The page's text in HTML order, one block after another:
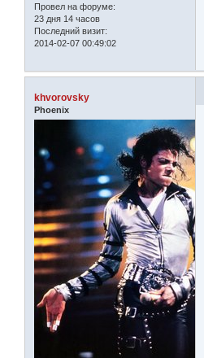
Провел на форуме:
23 дня 14 часов
Последний визит:
2014-02-07 00:49:02
khvorovsky
Phoenix